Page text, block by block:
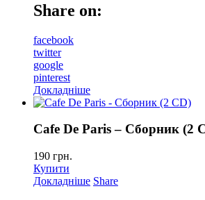
Share on:
facebook
twitter
google
pinterest
Докладніше
Cafe De Paris – Сборник (2
190 грн.
Купити
Докладніше Share